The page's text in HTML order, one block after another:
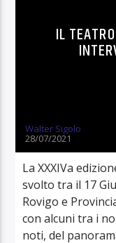
IL
Walter Sigolo
28/07/2021
La XXXIVa
svolto tra il 17
Rovigo e
con alcuni tra i
noti, del